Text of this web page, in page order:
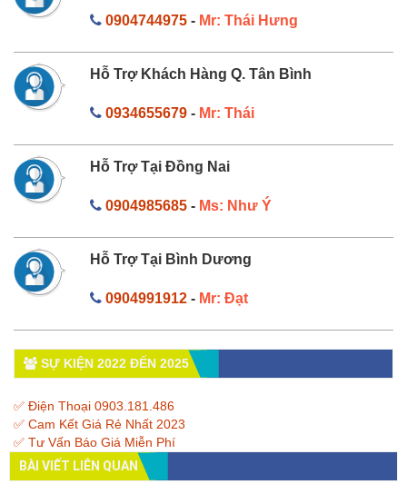
0904744975- Mr: Thái Hưng
Hỗ Trợ Khách Hàng Q. Tân Bình
0934655679- Mr: Thái
Hỗ Trợ Tại Đồng Nai
0904985685- Ms: Như Ý
Hỗ Trợ Tại Bình Dương
0904991912- Mr: Đạt
SỰ KIỆN 2022 ĐẾN 2025
✅ Điện Thoại 0903.181.486
✅ Cam Kết Giá Rẻ Nhất 2023
✅ Tư Vấn Báo Giá Miễn Phí
BÀI VIẾT LIÊN QUAN